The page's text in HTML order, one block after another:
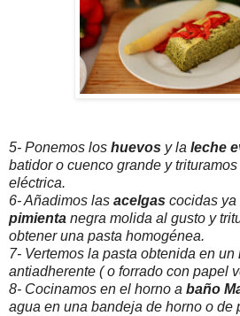
5- Ponemos los huevos y la leche
batidor o cuenco grande y
eléctrica.
6- Añadimos las acelgas cocidas ya
pimienta negra molida al gusto y
obtener una pasta homogénea.
7- Vertemos la pasta obtenida en un
antiadherente ( o forrado con papel
8- Cocinamos en el horno a baño
agua en una bandeja de horno o de